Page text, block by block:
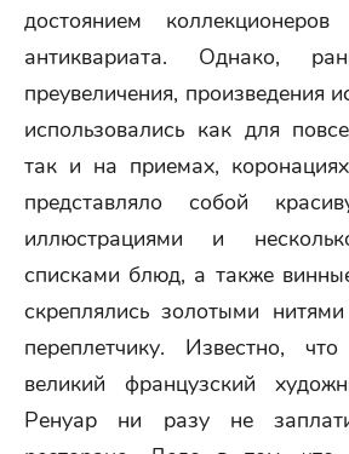
достоянием
антиквариата. Однако,
преувеличения, произведения
использовались как для
так и на приемах,
представляло собой
иллюстрациями и
списками блюд, а также
скреплялись золотыми
переплетчику. Известно,
великий французский
Ренуар ни разу не